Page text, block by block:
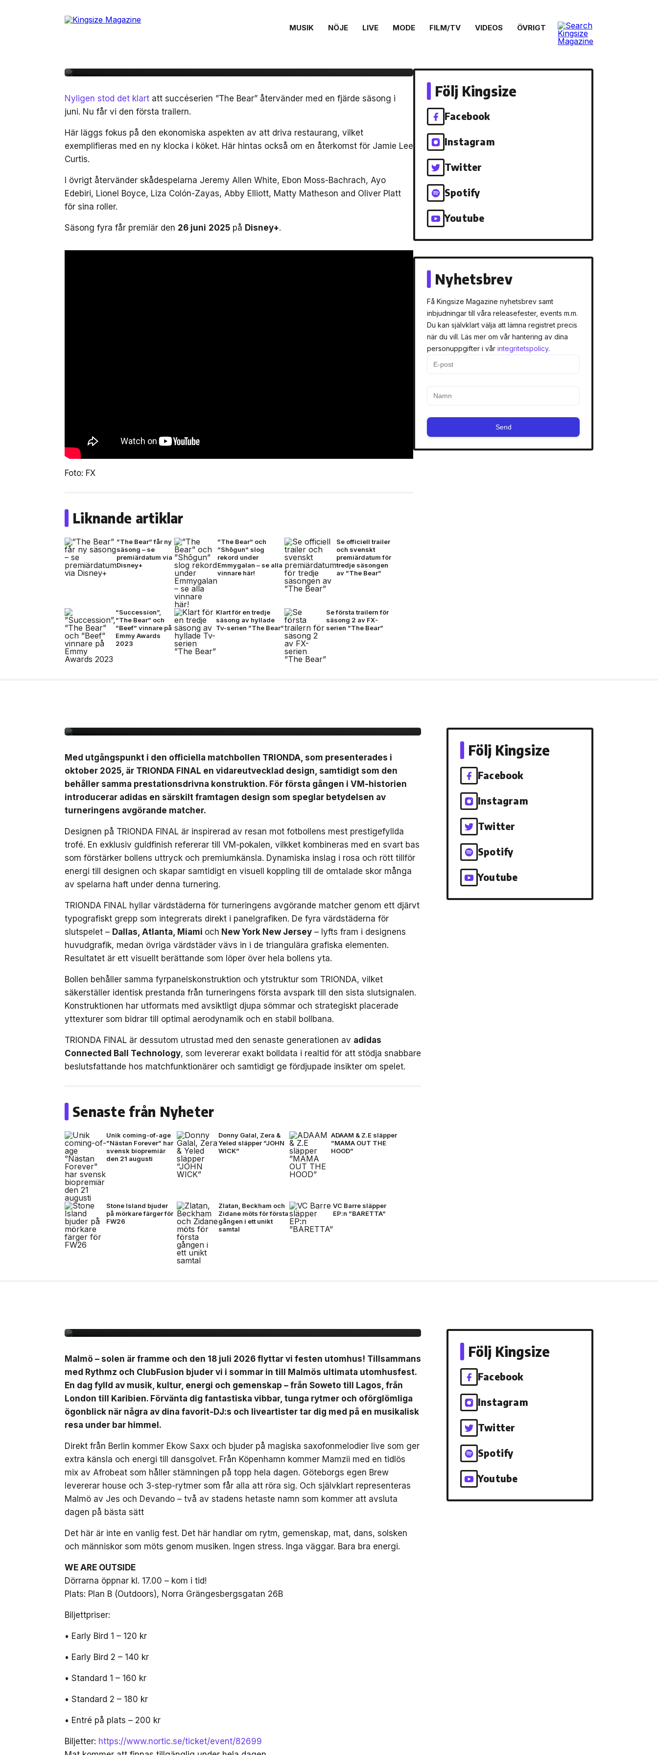
MUSIK NÖJE LIVE MODE FILM/TV VIDEOS ÖVRIGT
FILM/TV 21 maj, 2025
Se första trailern för fjärde säsongen av
Nyligen stod det klart att succéserien ”The Bear” återvänder med en fjärde säsong i
juni. Nu får vi den första trailern.
Här läggs fokus på den ekonomiska aspekten av att driva restaurang, vilket
exemplifieras med en ny klocka i köket. Här hintas också om en återkomst för Jamie Lee
Curtis.
I övrigt återvänder skådespelarna Jeremy Allen White, Ebon Moss-Bachrach, Ayo
Edebiri, Lionel Boyce, Liza Colón-Zayas, Abby Elliott, Matty Matheson and Oliver Platt
för sina roller.
Säsong fyra får premiär den 26 juni 2025 på Disney+.
Foto: FX
Liknande artiklar
”The Bear” får ny
säsong – se
premiärdatum via
Disney+
”The Bear” och
”Shōgun” slog
rekord under
Emmygalan – se alla
vinnare här!
Se officiell trailer
och svenskt
premiärdatum för
tredje säsongen
av ”The Bear”
”Succession”,
”The Bear” och
”Beef” vinnare på
Emmy Awards
2023
Klart för en tredje
säsong av hyllade
Tv-serien ”The Bear”
Se första trailern för
säsong 2 av FX-
serien ”The Bear”
Följ Kingsize
Facebook
Instagram
Twitter
Spotify
Youtube
Nyhetsbrev
Få Kingsize Magazine nyhetsbrev samt
inbjudningar till våra releasefester, events m.m.
Du kan självklart välja att lämna registret precis
när du vill. Läs mer om vår hantering av dina
personuppgifter i vår integritetspolicy.
Send
NYHETER
Med utgångspunkt i den officiella matchbollen TRIONDA, som presenterades i
oktober 2025, är TRIONDA FINAL en vidareutvecklad design, samtidigt som den
behåller samma prestationsdrivna konstruktion. För första gången i VM-historien
introducerar adidas en särskilt framtagen design som speglar betydelsen av
turneringens avgörande matcher.
Designen på TRIONDA FINAL är inspirerad av resan mot fotbollens mest prestigefyllda
trofé. En exklusiv guldfinish refererar till VM-pokalen, vilkket kombineras med en svart bas
som förstärker bollens uttryck och premiumkänsla. Dynamiska inslag i rosa och rött tillför
energi till designen och skapar samtidigt en visuell koppling till de omtalade skor många
av spelarna haft under denna turnering.
TRIONDA FINAL hyllar värdstäderna för turneringens avgörande matcher genom ett djärvt
typografiskt grepp som integrerats direkt i panelgrafiken. De fyra värdstäderna för
slutspelet – Dallas, Atlanta, Miami och New York New Jersey – lyfts fram i designens
huvudgrafik, medan övriga värdstäder vävs in i de triangulära grafiska elementen.
Resultatet är ett visuellt berättande som löper över hela bollens yta.
Bollen behåller samma fyrpanelskonstruktion och ytstruktur som TRIONDA, vilket
säkerställer identisk prestanda från turneringens första avspark till den sista slutsignalen.
Konstruktionen har utformats med avsiktligt djupa sömmar och strategiskt placerade
yttexturer som bidrar till optimal aerodynamik och en stabil bollbana.
TRIONDA FINAL är dessutom utrustad med den senaste generationen av adidas
Connected Ball Technology, som levererar exakt bolldata i realtid för att stödja snabbare
beslutsfattande hos matchfunktionärer och samtidigt ge fördjupade insikter om spelet.
Senaste från Nyheter
Unik coming-of-age
”Nästan Forever” har
svensk biopremiär
den 21 augusti
Donny Galal, Zera &
Yeled släpper ”JOHN
WICK”
ADAAM & Z.E släpper
”MAMA OUT THE
HOOD”
Stone Island bjuder
på mörkare färger för
FW26
Zlatan, Beckham och
Zidane möts för första
gången i ett unikt
samtal
VC Barre släpper
EP:n ”BARETTA”
Följ Kingsize
Facebook
Instagram
Twitter
Spotify
Youtube
Malmö – solen är framme och den 18 juli 2026 flyttar vi festen utomhus! Tillsammans
med Rythmz och ClubFusion bjuder vi i sommar in till Malmös ultimata utomhusfest.
En dag fylld av musik, kultur, energi och gemenskap – från Soweto till Lagos, från
London till Karibien. Förvänta dig fantastiska vibbar, tunga rytmer och oförglömliga
ögonblick när några av dina favorit-DJ:s och liveartister tar dig med på en musikalisk
resa under bar himmel.
Direkt från Berlin kommer Ekow Saxx och bjuder på magiska saxofonmelodier live som ger
extra känsla och energi till dansgolvet. Från Köpenhamn kommer Mamzii med en tidlös
mix av Afrobeat som håller stämningen på topp hela dagen. Göteborgs egen Brew
levererar house och 3-step-rytmer som får alla att röra sig. Och självklart representeras
Malmö av Jes och Devando – två av stadens hetaste namn som kommer att avsluta
dagen på bästa sätt
Det här är inte en vanlig fest. Det här handlar om rytm, gemenskap, mat, dans, solsken
och människor som möts genom musiken. Ingen stress. Inga väggar. Bara bra energi.
WE ARE OUTSIDE
Dörrarna öppnar kl. 17.00 – kom i tid!
Plats: Plan B (Outdoors), Norra Grängesbergsgatan 26B
Biljettpriser:
• Early Bird 1 – 120 kr
• Early Bird 2 – 140 kr
• Standard 1 – 160 kr
• Standard 2 – 180 kr
• Entré på plats – 200 kr
Biljetter: https://www.nortic.se/ticket/event/82699
Följ Kingsize
Facebook
Instagram
Twitter
Spotify
Youtube